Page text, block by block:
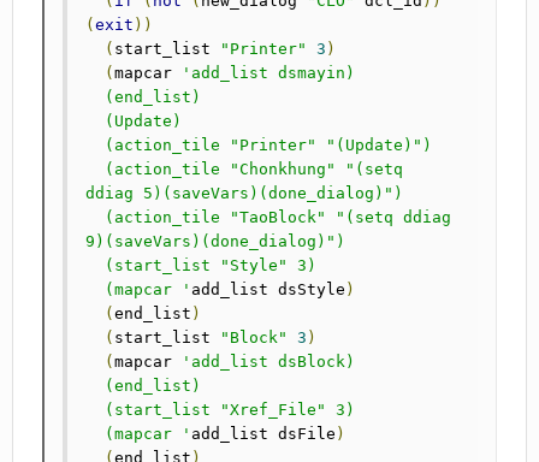
(exit ))
( start_list "Printer" 3 )
(mapcar
'add_list dsmayin)
ddiag 5)(saveVars)(done_dialog)")
9)(saveVars)(done_dialog)")
  (mapcar '
add_list dsStyle )
(end_list )
( start_list "Block" 3 )
(mapcar
'add_list dsBlock)
  (mapcar '
add_list dsFile )
(end_list )